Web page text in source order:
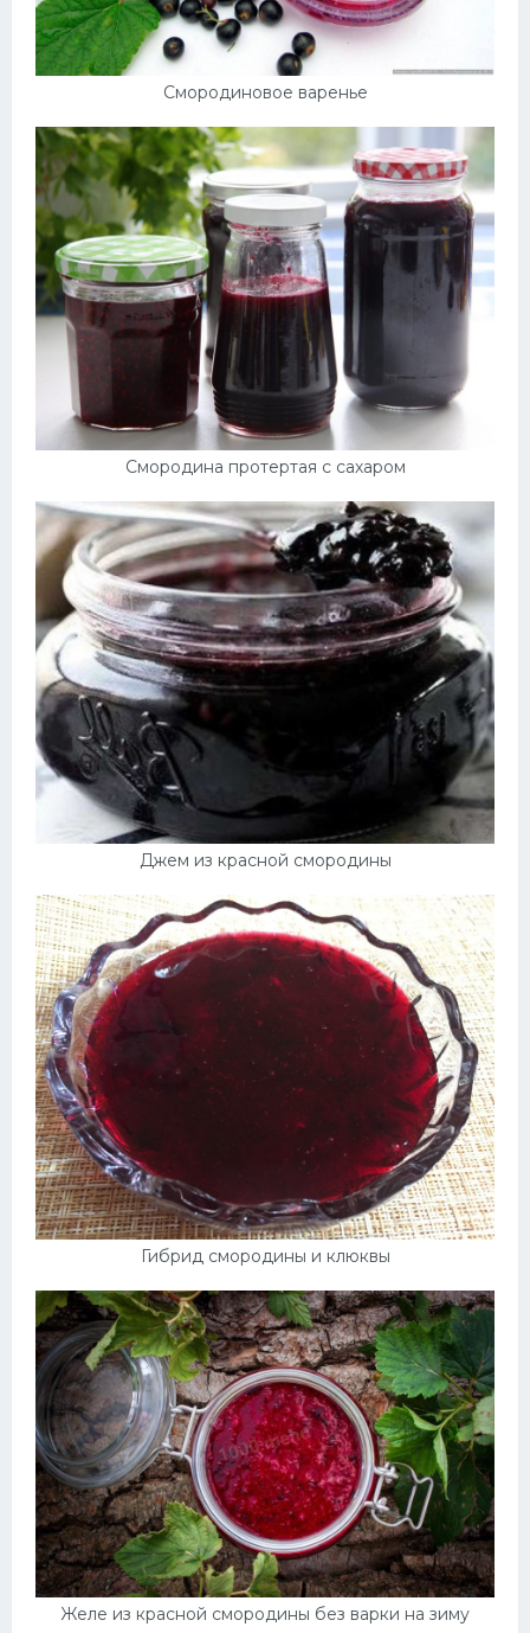
Смородиновое варенье
Смородина протертая с сахаром
Джем из красной смородины
Гибрид смородины и клюквы
Желе из красной смородины без варки на зиму